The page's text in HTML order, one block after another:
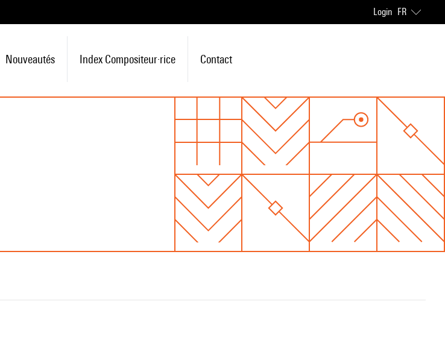
Login FR
Nouveautés Index Compositeur·rice Contact